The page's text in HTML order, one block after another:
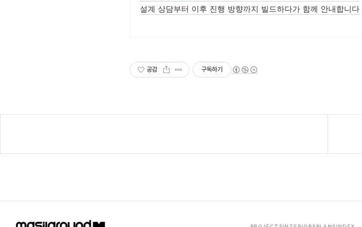
설계 상담부터 이후 진행 방향까지 빌드하다가 함께 안내합니다
공감 구독하기